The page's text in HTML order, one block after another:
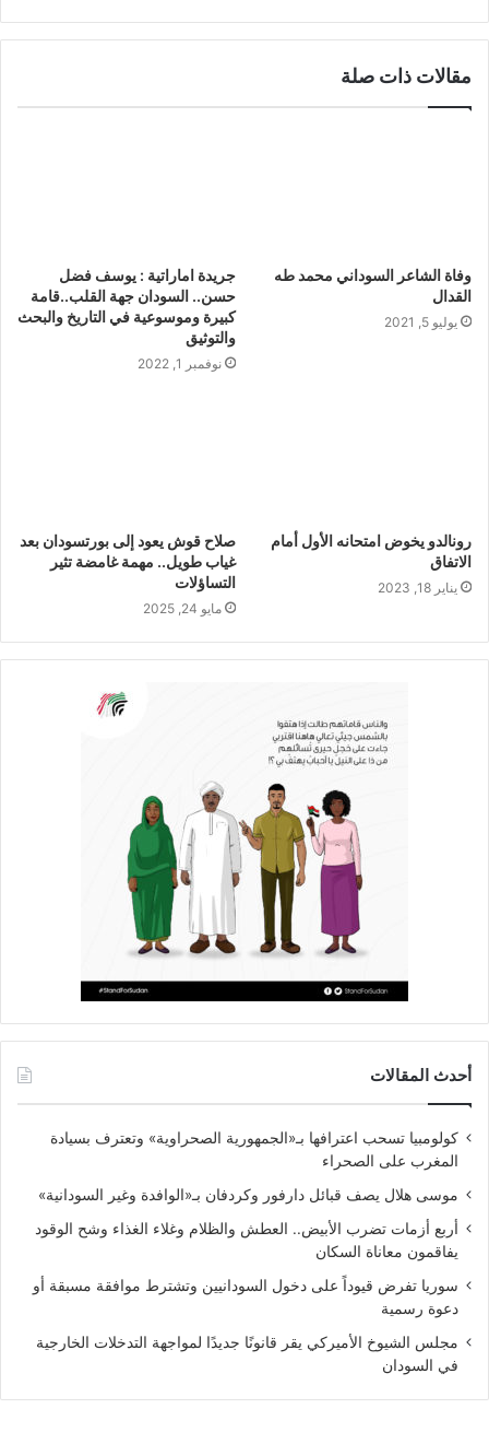
مقالات ذات صلة
وفاة الشاعر السوداني محمد طه
القدال
يوليو 5, 2021
جريدة اماراتية : يوسف فضل
حسن.. السودان جهة القلب..قامة
كبيرة وموسوعية في التاريخ والبحث
والتوثيق
نوفمبر 1, 2022
رونالدو يخوض امتحانه الأول أمام
الاتفاق
يناير 18, 2023
صلاح قوش يعود إلى بورتسودان بعد
غياب طويل.. مهمة غامضة تثير
التساؤلات
مايو 24, 2025
أحدث المقالات
كولومبيا تسحب اعترافها بـ«الجمهورية الصحراوية» وتعترف بسيادة
المغرب على الصحراء
موسى هلال يصف قبائل دارفور وكردفان بـ«الوافدة وغير السودانية»
أربع أزمات تضرب الأبيض.. العطش والظلام وغلاء الغذاء وشح الوقود
يفاقمون معاناة السكان
سوريا تفرض قيوداً على دخول السودانيين وتشترط موافقة مسبقة أو
دعوة رسمية
مجلس الشيوخ الأميركي يقر قانونًا جديدًا لمواجهة التدخلات الخارجية
في السودان